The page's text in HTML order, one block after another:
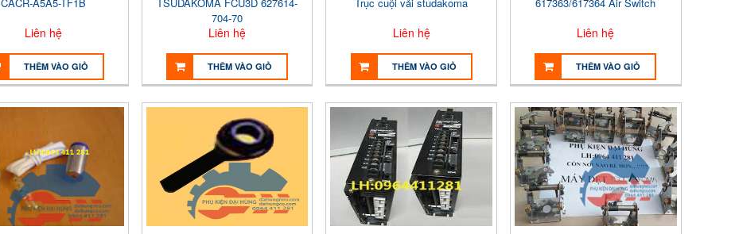
Liên hệ
THÊM VÀO GIỎ
704-70
Liên hệ
THÊM VÀO GIỎ
Liên hệ
THÊM VÀO GIỎ
Liên hệ
THÊM VÀO GIỎ